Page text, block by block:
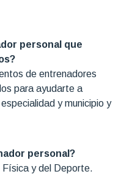
personal que
?
de entrenadores
para ayudarte a
y municipio y
personal?
Física y del Deporte.